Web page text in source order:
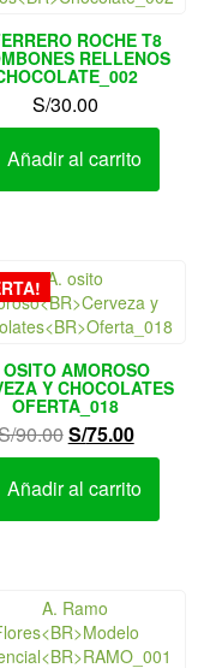
ROCHE T8
RELLENOS
S/30.00
Añadir al carrito
AMOROSO
Y CHOCOLATES
OFERTA_018
90.00El
precio
original
S/75.00El
precio
actual
Añadir al carrito